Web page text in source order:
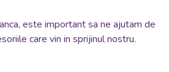
este important sa ne ajutam de
care vin in sprijinul nostru.